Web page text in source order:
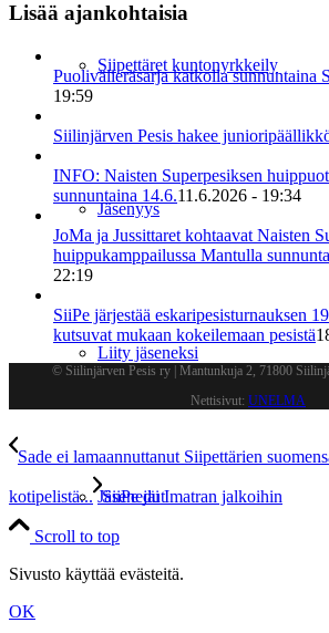
Siipettäret kuntonyrkkeily
Jäsenyys
Liity jäseneksi
Jäsenedut
Lisää ajankohtaisia
Puolivälieräsarja katkolla sunnuntaina
19:59
Siilinjärven Pesis hakee
INFO: Naisten Superpesiksen
sunnuntaina 14.6.11.6.2026 - 19:34
JoMa ja Jussittaret kohtaavat Naisten
huippukamppailussa Mantulla
22:19
SiiPe järjestää eskaripesisturnauksen
kutsuvat mukaan kokeilemaan pesistä
© Siilinjärven Pesis ry | Mantunkuja 2, 71800
Nettisivut: UNELMA
Sade ei lamaannuttanut Siipettärien
kotipelistä... SiiPe jäi Imatran jalkoihin
Scroll to top
Sivusto käyttää evästeitä.
OK